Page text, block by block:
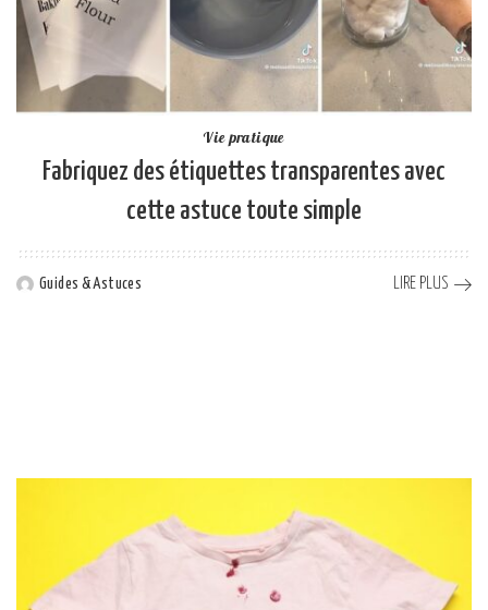
Vie pratique
Fabriquez des étiquettes transparentes avec
cette astuce toute simple
Posted
Guides & Astuces LIRE PLUS